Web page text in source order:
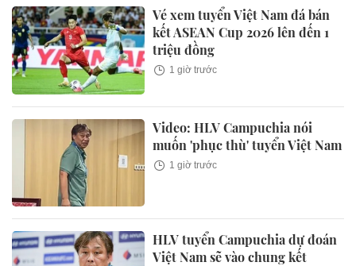
Vé xem tuyển Việt Nam đá bán
kết ASEAN Cup 2026 lên đến 1
triệu đồng
1 giờ trước
Video: HLV Campuchia nói
muốn 'phục thù' tuyển Việt Nam
1 giờ trước
HLV tuyển Campuchia dự đoán
Việt Nam sẽ vào chung kết